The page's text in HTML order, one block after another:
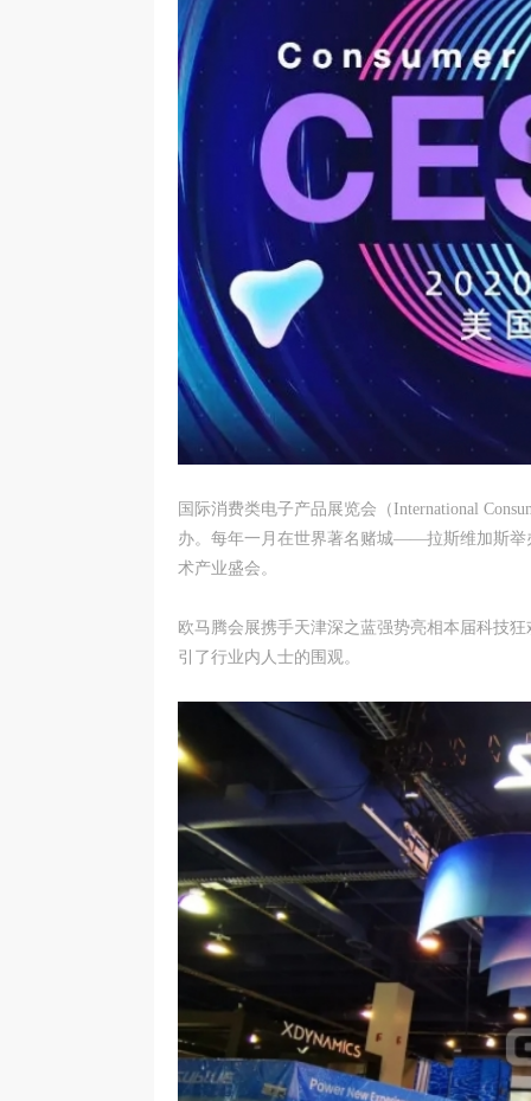
国际消费类电子产品展览会（International
办。每年一月在世界著名赌城——拉斯维加斯举
术产业盛会。
欧马腾会展携手天津深之蓝强势亮相本届科技
引了行业内人士的围观。